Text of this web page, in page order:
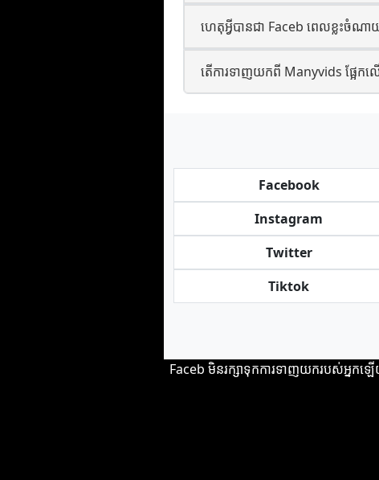
ហេតុអ្វីបានជា Faceb ពេលខ្លះចំ
តើការទាញយកពី Manyvids ផ្អែកល
Facebook
Instagram
Twitter
Tiktok
Faceb មិន​រក្សា​ទុក​ការ​ទាញ​យក​របស់​អ្នក​ឡ